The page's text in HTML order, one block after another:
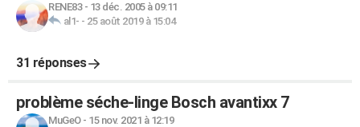
RENE83- 13 déc. 2005 à 09:11
al1- - 25 août 2019 à 15:04
31 réponses
problème séche-linge Bosch avantixx 7
MuGeO- 15 nov. 2021 à 12:19